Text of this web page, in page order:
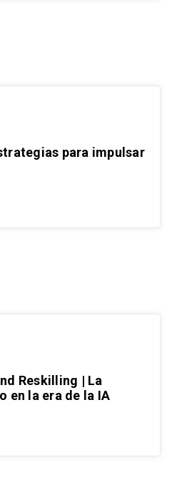
para impulsar
Reskilling | La
en la era de la IA